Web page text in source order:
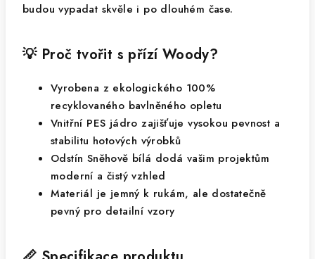
budou vypadat skvěle i po dlouhém čase.
💡 Proč tvořit s přízí Woody?
Vyrobena z ekologického 100%
recyklovaného bavlněného opletu
Vnitřní PES jádro zajišťuje vysokou pevnost a
stabilitu hotových výrobků
Odstín Sněhově bílá dodá vašim projektům
moderní a čistý vzhled
Materiál je jemný k rukám, ale dostatečně
pevný pro detailní vzory